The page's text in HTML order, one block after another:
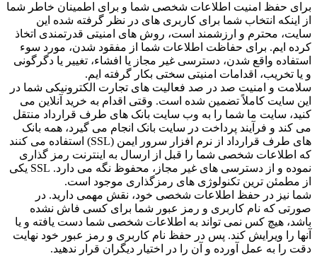
برای حفظ امنیت اطلاعات شخصی شما و برای اطمینان خاطر شما
از اینکه انتخاب شما برای کاربری های در نظر گرفته شده این
سایت، محترم و ارزشمند است، روش های امنیتی قدرتمندی اتخاذ
کرده ایم. برای حفاظت اطلاعات شما از مفقود شدن، مورد سوء
استفاده واقع شدن، دسترسی غیر مجاز یا افشاء، تغییر یا دگرگونی
و یا تخریب، اقدامات امنیتی سختی بکار گرفته ایم.
سلامت و امنیت صد در صد فعالیت های تجارت الکترونیکی شما در
این سایت کاملاً تضمین شده است. وقتی اقدام به خرید آنلاین می
کنید، سایت ما شما را به وب سایت بانک های طرف قرارداد منتقل
می کند و فرآیند پرداخت در سایت بانک انجام می گیرد، همه بانک
های طرف قرارداد از نرم افزار سرور ایمن (SSL) استفاده می کنند
که اطلاعات شخصی شما را قبل از ارسال به اینترنت رمز گذاری
نموده و از دسترسی های غیر مجاز، محفوظ نگه می دارد. SSL یکی
از مطمئن ترین تکنولوژی های رمزگذاری موجود است.
شما نیز در حفظ اطلاعات شخصی خود، نقش مهمی دارید. در
صورتی که نام کاربری و رمز عبور شما برای کسی فاش نشده
باشد، هیچ کس نمی تواند به اطلاعات شخصی شما دست یافته و یا
آنها را ویرایش کند. پس در حفظ نام کاربری و رمز عبور خود نهایت
دقت را به عمل آورده و آن را در اختیار دیگران قرار ندهید.